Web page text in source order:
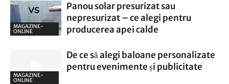
MAGAZINE-
ONLINE
Panou solar presurizat sau
nepresurizat – ce alegi pentru
producerea apei calde
MAGAZINE-
ONLINE
De ce să alegi baloane personalizate
pentru evenimente și publicitate